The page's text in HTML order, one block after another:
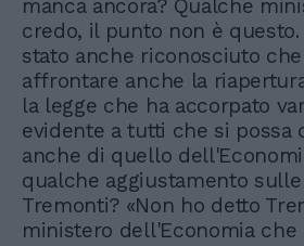
manca ancora? Qualche
credo, il punto non è
stato anche riconosciuto
affrontare anche la
la legge che ha accorpato
evidente a tutti che si possa
anche di quello
qualche aggiustamento
Tremonti? «Non ho detto
ministero dell'Economia che